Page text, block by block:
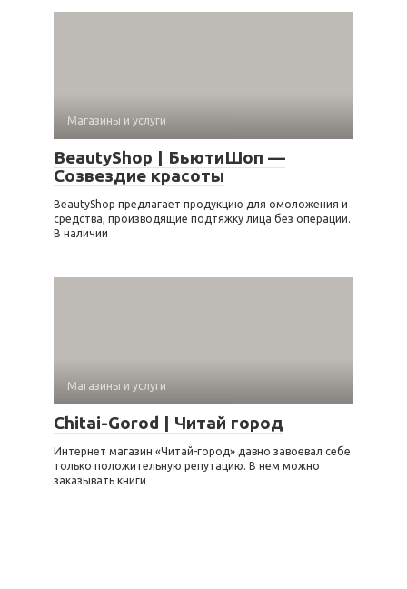
Магазины и услуги
BeautyShop | БьютиШоп —
Созвездие красоты
BeautyShop предлагает продукцию для омоложения и
средства, производящие подтяжку лица без операции.
В наличии
Магазины и услуги
Chitai-Gorod | Читай город
Интернет магазин «Читай-город» давно завоевал себе
только положительную репутацию. В нем можно
заказывать книги